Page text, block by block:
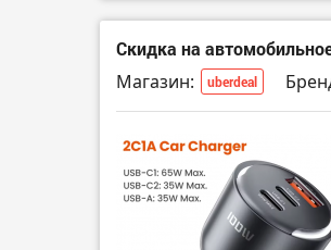
Скидка на
Магазин: uberdeal